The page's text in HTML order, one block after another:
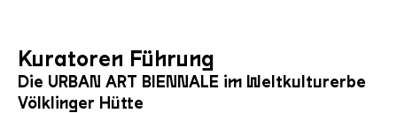
Kuratoren Führung
Die URBAN ART BIENNALE im Weltkulturerbe
Völklinger Hütte